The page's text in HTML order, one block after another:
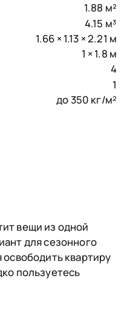
1.88 м²
4.15 м³
1.66 × 1.13 × 2.21 м
1 × 1.8 м
4
1
до 350 кг/м²
вещи из одной
для сезонного
квартиру
пользуетесь